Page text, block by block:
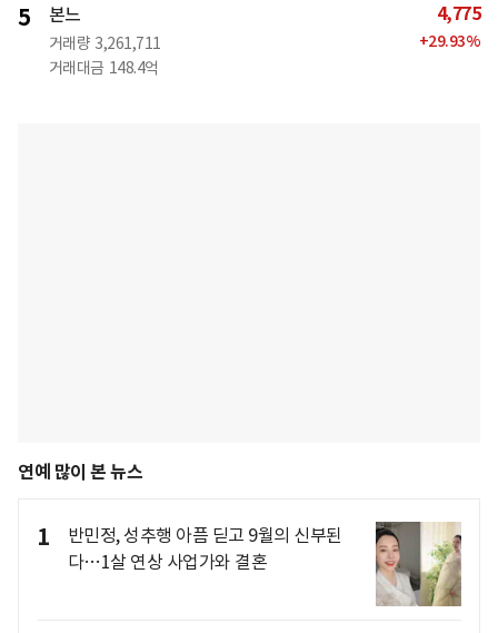
5 본느
거래량 3,261,711
거래대금 148.4억
4,775
+29.93%
연예 많이 본 뉴스
1
반민정, 성추행 아픔 딛고 9월의 신부된
다…1살 연상 사업가와 결혼